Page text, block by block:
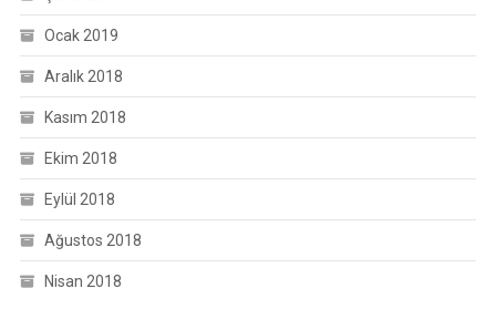
Ocak 2019
Aralık 2018
Kasım 2018
Ekim 2018
Eylül 2018
Ağustos 2018
Nisan 2018